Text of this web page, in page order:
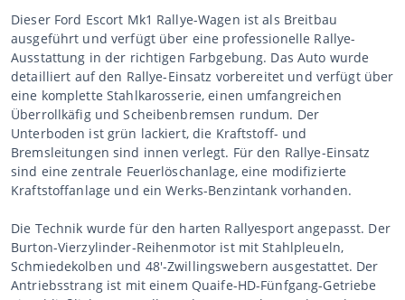
Dieser Ford Escort Mk1 Rallye-Wagen ist als Breitbau
ausgeführt und verfügt über eine professionelle Rallye-
Ausstattung in der richtigen Farbgebung. Das Auto wurde
detailliert auf den Rallye-Einsatz vorbereitet und verfügt über
eine komplette Stahlkarosserie, einen umfangreichen
Überrollkäfig und Scheibenbremsen rundum. Der
Unterboden ist grün lackiert, die Kraftstoff- und
Bremsleitungen sind innen verlegt. Für den Rallye-Einsatz
sind eine zentrale Feuerlöschanlage, eine modifizierte
Kraftstoffanlage und ein Werks-Benzintank vorhanden.
Die Technik wurde für den harten Rallyesport angepasst. Der
Burton-Vierzylinder-Reihenmotor ist mit Stahlpleueln,
Schmiedekolben und 48'-Zwillingswebern ausgestattet. Der
Antriebsstrang ist mit einem Quaife-HD-Fünfgang-Getriebe